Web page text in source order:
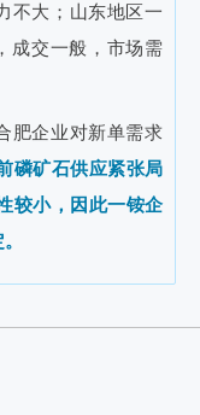
不大；山东地区一
成交一般，市场需
肥企业对新单需求
磷矿石供应紧张局
较小，因此一铵企